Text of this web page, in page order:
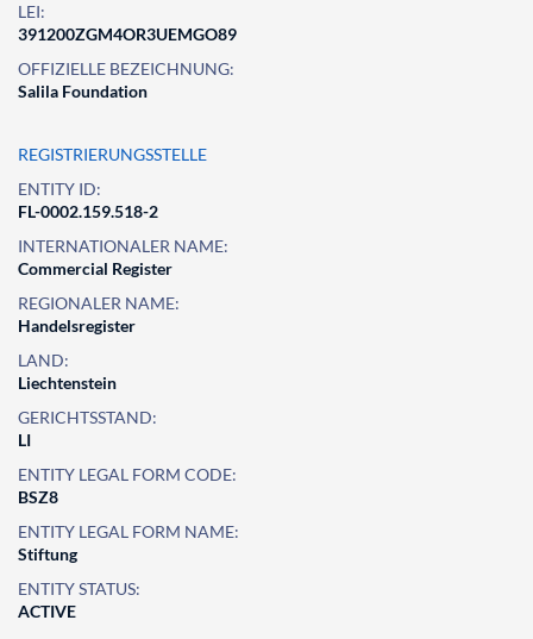
LEI:
391200ZGM4OR3UEMGO89
OFFIZIELLE BEZEICHNUNG:
Salila Foundation
REGISTRIERUNGSSTELLE
ENTITY ID:
FL-0002.159.518-2
INTERNATIONALER NAME:
Commercial Register
REGIONALER NAME:
Handelsregister
LAND:
Liechtenstein
GERICHTSSTAND:
LI
ENTITY LEGAL FORM CODE:
BSZ8
ENTITY LEGAL FORM NAME:
Stiftung
ENTITY STATUS:
ACTIVE